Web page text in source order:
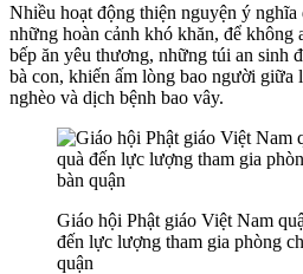
Nhiều hoạt động thiện nguyện ý nghĩa
những hoàn cảnh khó khăn, để
bếp ăn yêu thương, những túi an sinh
bà con, khiến ấm lòng bao người giữa
nghèo và dịch bệnh bao vây.
Giáo hội Phật giáo Việt Nam
đến lực lượng tham gia phòng
quận